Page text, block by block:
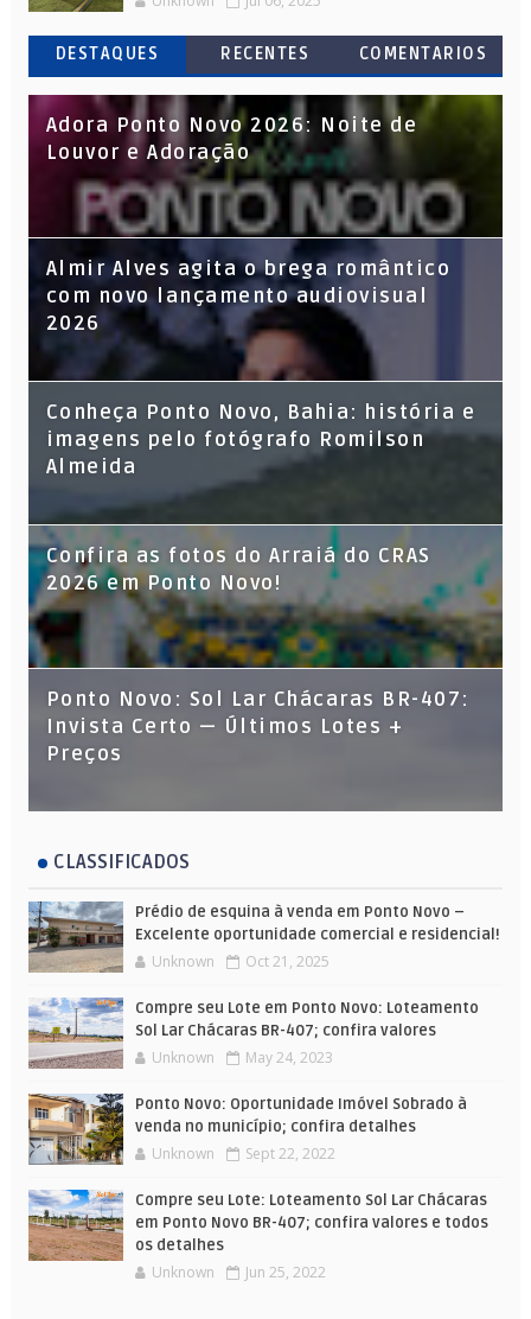
DESTAQUES RECENTES COMENTARIOS
Adora Ponto Novo 2026: Noite de
Louvor e Adoração
Almir Alves agita o brega romântico
com novo lançamento audiovisual
2026
Conheça Ponto Novo, Bahia: história e
imagens pelo fotógrafo Romilson
Almeida
Confira as fotos do Arraiá do CRAS
2026 em Ponto Novo!
Ponto Novo: Sol Lar Chácaras BR-407:
Invista Certo — Últimos Lotes +
Preços
CLASSIFICADOS
Prédio de esquina à venda em Ponto Novo –
Excelente oportunidade comercial e residencial!
Unknown Oct 21, 2025
Compre seu Lote em Ponto Novo: Loteamento
Sol Lar Chácaras BR-407; confira valores
Unknown May 24, 2023
Ponto Novo: Oportunidade Imóvel Sobrado à
venda no município; confira detalhes
Unknown Sept 22, 2022
Compre seu Lote: Loteamento Sol Lar Chácaras
em Ponto Novo BR-407; confira valores e todos
os detalhes
Unknown Jun 25, 2022